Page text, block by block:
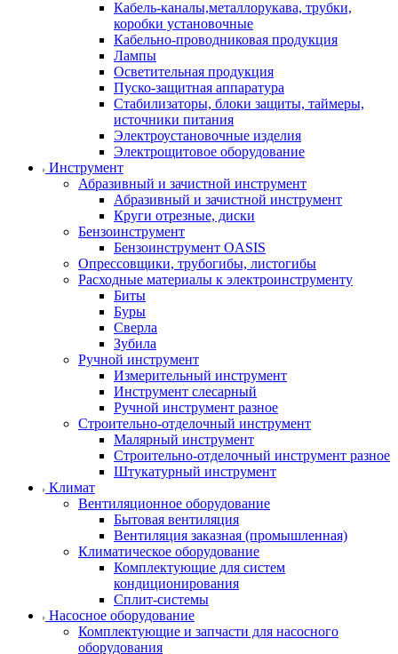
Кабель-каналы,металлорукава, трубки,
коробки установочные
Кабельно-проводниковая продукция
Лампы
Осветительная продукция
Пуско-защитная аппаратура
Стабилизаторы, блоки защиты, таймеры,
источники питания
Электроустановочные изделия
Электрощитовое оборудование
Инструмент
Абразивный и зачистной инструмент
Абразивный и зачистной инструмент
Круги отрезные, диски
Бензоинструмент
Бензоинструмент OASIS
Опрессовщики, трубогибы, листогибы
Расходные материалы к электроинструменту
Биты
Буры
Сверла
Зубила
Ручной инструмент
Измерительный инструмент
Инструмент слесарный
Ручной инструмент разное
Строительно-отделочный инструмент
Малярный инструмент
Строительно-отделочный инструмент разное
Штукатурный инструмент
Климат
Вентиляционное оборудование
Бытовая вентиляция
Вентиляция заказная (промышленная)
Климатическое оборудование
Комплектующие для систем
кондиционирования
Сплит-системы
Насосное оборудование
Комплектующие и запчасти для насосного
оборудования